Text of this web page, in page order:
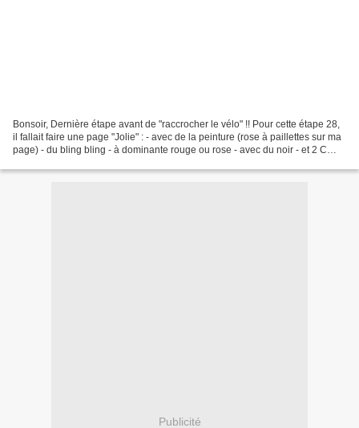
Bonsoir, Dernière étape avant de "raccrocher le vélo" !! Pour cette étape 28,
il fallait faire une page "Jolie" : - avec de la peinture (rose à paillettes sur ma
page) - du bling bling - à dominante rouge ou rose - avec du noir - et 2 C
Publicité